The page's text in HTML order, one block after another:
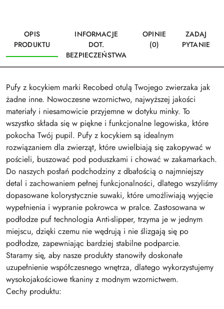
OPIS
PRODUKTU
INFORMACJE
DOT.
BEZPIECZEŃSTWA
OPINIE
(0)
ZADAJ
PYTANIE
Pufy z kocykiem marki Recobed otulą Twojego zwierzaka jak
żadne inne. Nowoczesne wzornictwo, najwyższej jakości
materiały i niesamowicie przyjemne w dotyku minky. To
wszystko składa się w piękne i funkcjonalne legowiska, które
pokocha Twój pupil. Pufy z kocykiem są idealnym
rozwiązaniem dla zwierząt, które uwielbiają się zakopywać w
pościeli, buszować pod poduszkami i chować w zakamarkach.
Do naszych posłań podchodziny z dbałością o najmniejszy
detal i zachowaniem pełnej funkcjonalności, dlatego wszyliśmy
dopasowane kolorystycznie suwaki, które umożliwiają wyjęcie
wypełnienia i wypranie pokrowca w pralce. Zastosowana w
podłodze puf technologia Anti-slipper, trzyma je w jednym
miejscu, dzięki czemu nie wędrują i nie ślizgają się po
podłodze, zapewniając bardziej stabilne podparcie.
Staramy się, aby nasze produkty stanowiły doskonałe
uzupełnienie współczesnego wnętrza, dlatego wykorzystujemy
wysokojakościowe tkaniny z modnym wzornictwem.
Cechy produktu: